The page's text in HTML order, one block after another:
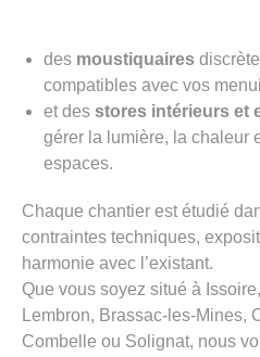
des moustiquaires
compatibles avec vos
et des stores intérieurs et
gérer la lumière, la chaleur
espaces.
Chaque chantier est étudié
contraintes techniques,
harmonie avec l’existant.
Que vous soyez situé à
Lembron, Brassac-les-Mines,
Combelle ou Solignat, nous